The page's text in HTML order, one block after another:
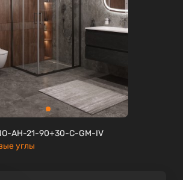
AH-21-90+30-C-GM-IV
углы